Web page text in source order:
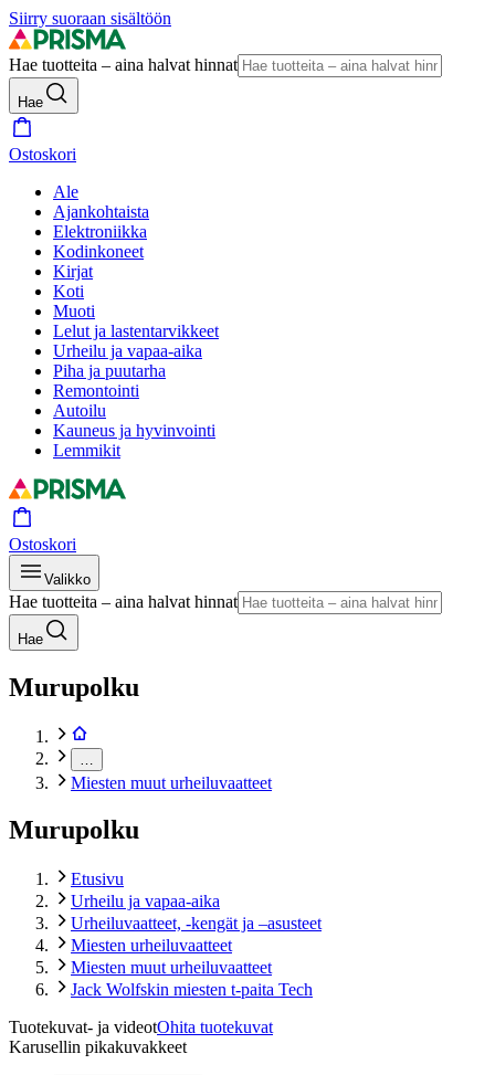
Siirry suoraan sisältöön
Hae tuotteita – aina halvat hinnat
Hae
Ostoskori
Ale
Ajankohtaista
Elektroniikka
Kodinkoneet
Kirjat
Koti
Muoti
Lelut ja lastentarvikkeet
Urheilu ja vapaa-aika
Piha ja puutarha
Remontointi
Autoilu
Kauneus ja hyvinvointi
Lemmikit
Ostoskori
Valikko
Hae tuotteita – aina halvat hinnat
Hae
Murupolku
Miesten muut urheiluvaatteet
Murupolku
Etusivu
Urheilu ja vapaa-aika
Urheiluvaatteet, -kengät ja –asusteet
Miesten urheiluvaatteet
Miesten muut urheiluvaatteet
Jack Wolfskin miesten t-paita Tech
Tuotekuvat- ja videotOhita tuotekuvat
Karusellin pikakuvakkeet